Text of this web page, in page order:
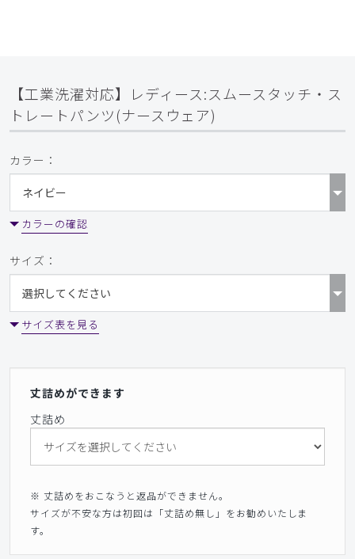
【工業洗濯対応】レディース:スムースタッチ・ス
トレートパンツ(ナースウェア)
カラー：
カラーの確認
サイズ：
サイズ表を見る
丈詰めができます
丈詰め
※ 丈詰めをおこなうと返品ができません。
サイズが不安な方は初回は「丈詰め無し」をお勧めいたしま
す。